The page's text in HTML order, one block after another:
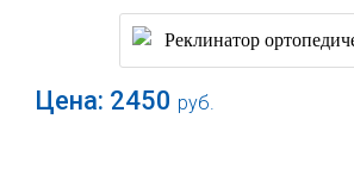
Цена: 2450 руб.